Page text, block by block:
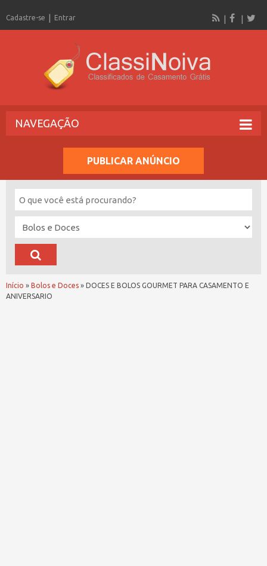
Cadastre-se Entrar
NAVEGAÇÃO
PUBLICAR ANÚNCIO
Início » Bolos e Doces » DOCES E BOLOS GOURMET PARA CASAMENTO E
ANIVERSARIO